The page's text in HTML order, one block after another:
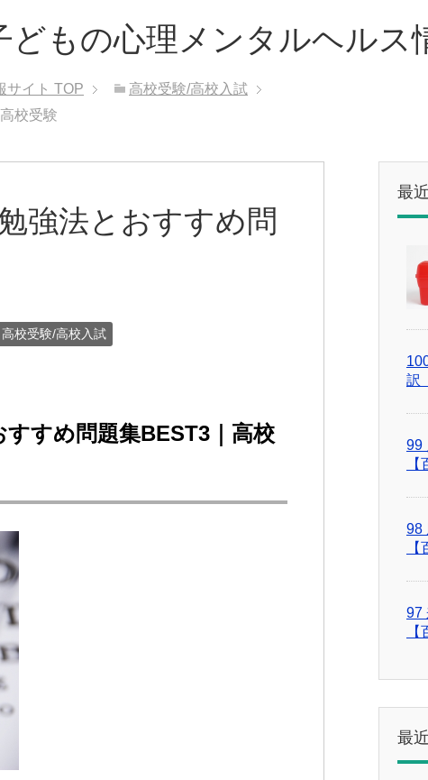
もの心理メンタルヘルス
サイト TOP
高校受験/高校入試
校受験
強法とおすすめ問
高校受験/高校入試
すすめ問題集BEST3｜高校
最
訳
99
98
97
最